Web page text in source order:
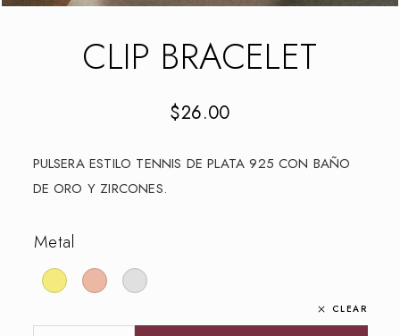
CLIP BRACELET
$26.00
PULSERA ESTILO TENNIS DE PLATA 925 CON BAÑO
DE ORO Y ZIRCONES.
Metal
CLEAR